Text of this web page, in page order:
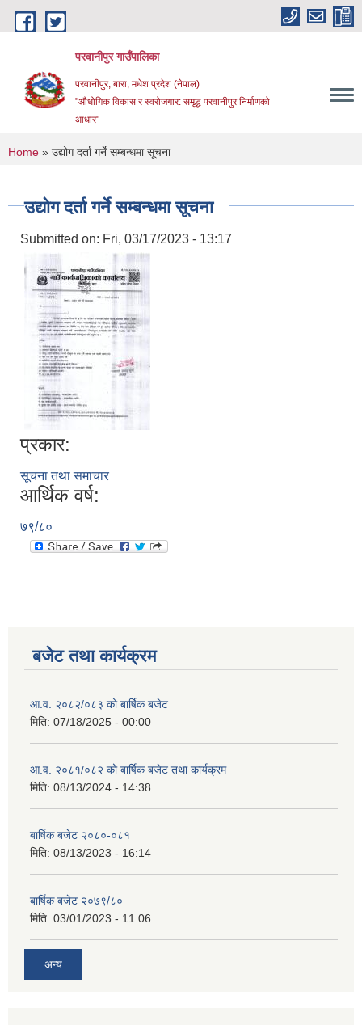
Skip to main content
परवानीपुर गाउँपालिका
परवानीपुर, बारा, मधेश प्रदेश (नेपाल)
"औधोगिक विकास र स्वरोजगार: समृद्ध परवानीपुर निर्माणको
आधार"
You are here
Home » उद्योग दर्ता गर्ने सम्बन्धमा सूचना
उद्योग दर्ता गर्ने सम्बन्धमा सूचना
Submitted on: Fri, 03/17/2023 - 13:17
प्रकार:
सूचना तथा समाचार
आर्थिक वर्ष:
७९/८०
बजेट तथा कार्यक्रम
आ.व. २०८२/०८३ को बार्षिक बजेट
मिति: 07/18/2025 - 00:00
आ.व. २०८१/०८२ को बार्षिक बजेट तथा कार्यक्रम
मिति: 08/13/2024 - 14:38
बार्षिक बजेट २०८०-०८१
मिति: 08/13/2023 - 16:14
बार्षिक बजेट २०७९/८०
मिति: 03/01/2023 - 11:06
अन्य